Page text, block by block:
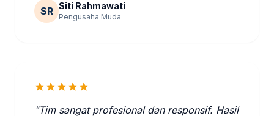
SR Siti Rahmawati
Pengusaha Muda
starstarstarstarstar
"Tim sangat profesional dan responsif. Hasil